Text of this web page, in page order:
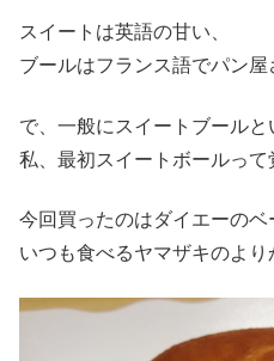
スイートは英語の甘い、
ブールはフランス語でパン
で、一般にスイートブール
私、最初スイートボールって
今回買ったのはダイエーのベ
いつも食べるヤマザキのより